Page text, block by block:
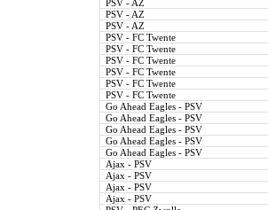
PSV - AZ
PSV - AZ
PSV - AZ
PSV - FC Twente
PSV - FC Twente
PSV - FC Twente
PSV - FC Twente
PSV - FC Twente
PSV - FC Twente
Go Ahead Eagles - PSV
Go Ahead Eagles - PSV
Go Ahead Eagles - PSV
Go Ahead Eagles - PSV
Go Ahead Eagles - PSV
Ajax - PSV
Ajax - PSV
Ajax - PSV
Ajax - PSV